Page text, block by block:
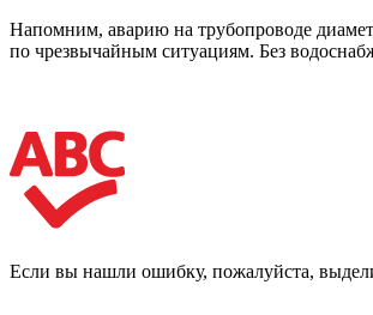
Напомним, аварию на трубопроводе
по чрезвычайным ситуациям. Без
Если вы нашли ошибку, пожалуйста,